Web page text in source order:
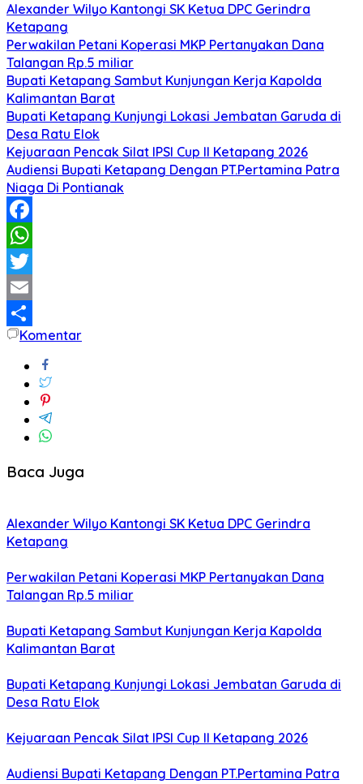
Alexander Wilyo Kantongi SK Ketua DPC Gerindra
Ketapang
Perwakilan Petani Koperasi MKP Pertanyakan Dana
Talangan Rp.5 miliar
Bupati Ketapang Sambut Kunjungan Kerja Kapolda
Kalimantan Barat
Bupati Ketapang Kunjungi Lokasi Jembatan Garuda di
Desa Ratu Elok
Kejuaraan Pencak Silat IPSI Cup II Ketapang 2026
Audiensi Bupati Ketapang Dengan PT.Pertamina Patra
Niaga Di Pontianak
Facebook
WhatsApp
Twitter
Email
Share
Komentar
Baca Juga
Alexander Wilyo Kantongi SK Ketua DPC Gerindra
Ketapang
Perwakilan Petani Koperasi MKP Pertanyakan Dana
Talangan Rp.5 miliar
Bupati Ketapang Sambut Kunjungan Kerja Kapolda
Kalimantan Barat
Bupati Ketapang Kunjungi Lokasi Jembatan Garuda di
Desa Ratu Elok
Kejuaraan Pencak Silat IPSI Cup II Ketapang 2026
Audiensi Bupati Ketapang Dengan PT.Pertamina Patra